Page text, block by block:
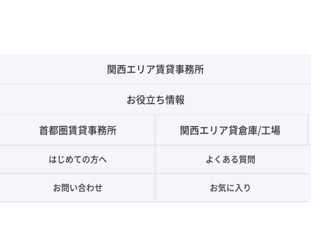
関西エリア賃貸事務所
お役立ち情報
首都圏賃貸事務所 関西エリア貸倉庫/工場
はじめての方へ よくある質問
お問い合わせ お気に入り